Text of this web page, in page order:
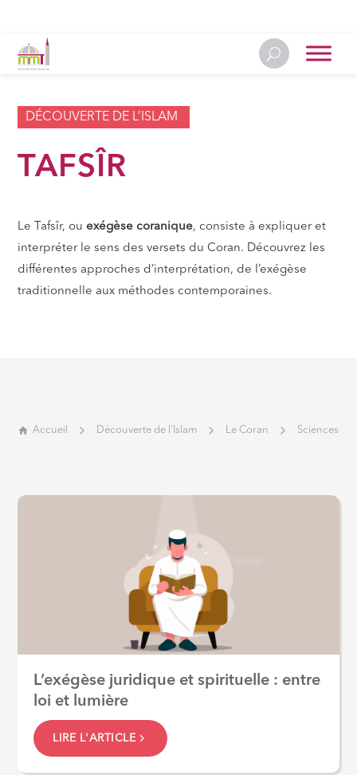
DÉCOUVERTE DE L’ISLAM
TAFSÎR
Le Tafsîr, ou exégèse coranique, consiste à expliquer et
interpréter le sens des versets du Coran. Découvrez les
différentes approches d’interprétation, de l’exégèse
traditionnelle aux méthodes contemporaines.
Accueil Découverte de l'Islam Le Coran Sciences du
L’exégèse juridique et spirituelle : entre
loi et lumière
LIRE L'ARTICLE